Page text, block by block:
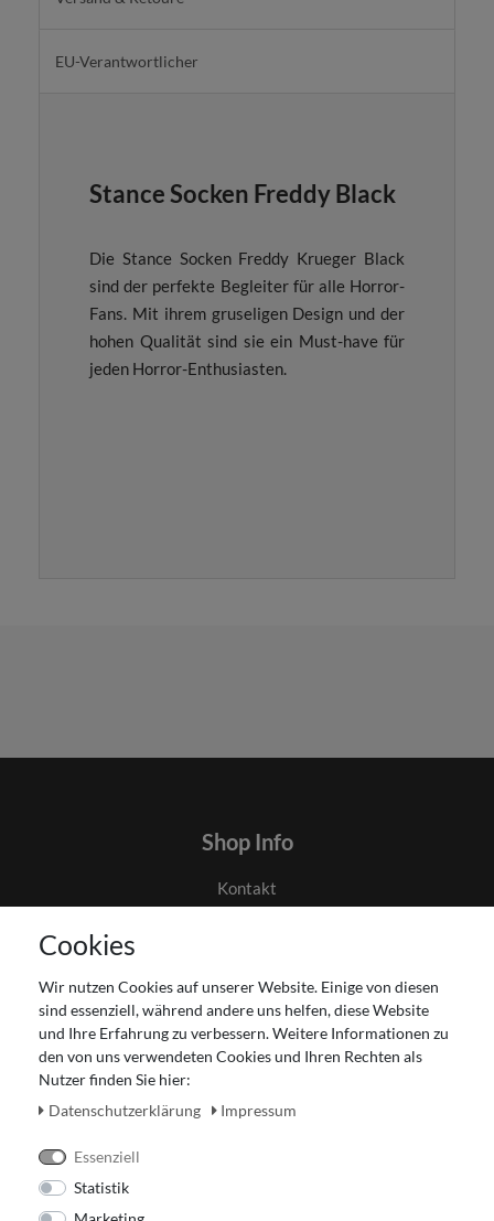
EU-Verantwortlicher
Stance Socken Freddy Black
Die Stance Socken Freddy Krueger Black
sind der perfekte Begleiter für alle Horror-
Fans. Mit ihrem gruseligen Design und der
hohen Qualität sind sie ein Must-have für
jeden Horror-Enthusiasten.
Shop Info
Kontakt
Impressum
Widerrufsrecht
Zahlung und Versand
Unser Ladengeschäft
Cookies
Wir nutzen Cookies auf unserer Website. Einige von diesen
sind essenziell, während andere uns helfen, diese Website
und Ihre Erfahrung zu verbessern. Weitere Informationen zu
den von uns verwendeten Cookies und Ihren Rechten als
Nutzer finden Sie hier:
Daten­schutz­erklärung
Impressum
Essenziell
Statistik